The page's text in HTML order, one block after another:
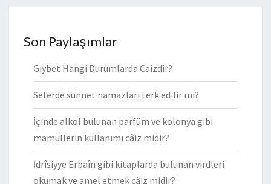
Son Paylaşımlar
Gıybet Hangi Durumlarda Caizdir?
Seferde sünnet namazları terk edilir mi?
İçinde alkol bulunan parfüm ve kolonya gibi
mamullerin kullanımı câiz midir?
İdrîsiyye Erbaîn gibi kitaplarda bulunan virdleri
okumak ve amel etmek câiz midir?